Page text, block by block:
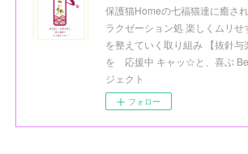
保護猫Homeの七福猫達に癒さ
ラクゼーション処 楽しくムリ
を整えていく取り組み 【抜針与
を 応援中 キャッ☆と、喜ぶ
ジェクト
フォロー